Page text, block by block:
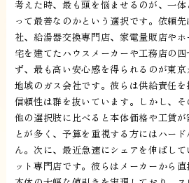
考えた時、最も頭を悩ませるのが、一
って最善なのかという選択です。依頼
社、給湯器交換専門店、家電量販店や
宅を建てたハウスメーカーや工務店の
ず、最も高い安心感を得られるのが東
地域のガス会社です。彼らは供給責任
信頼性は群を抜いています。しかし、そ
他の選択肢に比べると本体価格や工賃
とが多く、予算を重視する方にはハー
ん。次に、最近急速にシェアを伸ばし
ット専門店です。彼らはメーカーから